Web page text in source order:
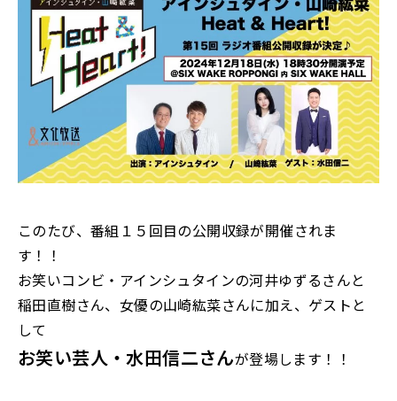
このたび、番組１５回目の公開収録が開催されま
す！！
お笑いコンビ・アインシュタインの河井ゆずるさんと
稲田直樹さん、女優の山崎紘菜さんに加え、ゲストと
して
お笑い芸人 ・水田信二さんが登場します！！